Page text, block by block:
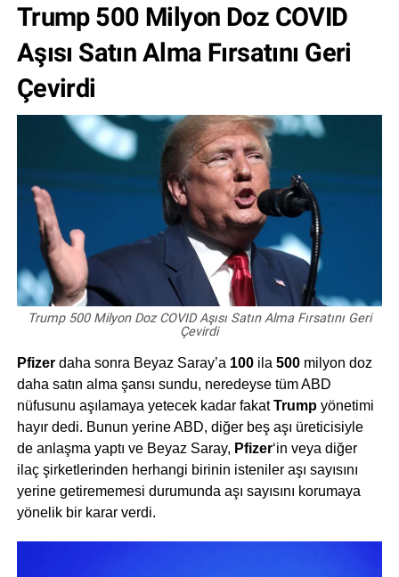
Trump 500 Milyon Doz COVID
Aşısı Satın Alma Fırsatını Geri
Çevirdi
Trump 500 Milyon Doz COVID Aşısı Satın Alma Fırsatını Geri
Çevirdi
Pfizerdaha sonra Beyaz Saray’a 100 ila 500 milyon doz
daha satın alma şansı sundu, neredeyse tüm ABD
nüfusunu aşılamaya yetecek kadar fakatTrump yönetimi
hayır dedi. Bunun yerine ABD, diğer beş aşı üreticisiyle
de anlaşma yaptı ve Beyaz Saray, Pfizer‘in veya diğer
ilaç şirketlerinden herhangi birinin isteniler aşı sayısını
yerine getirememesi durumunda aşı sayısını korumaya
yönelik bir karar verdi.